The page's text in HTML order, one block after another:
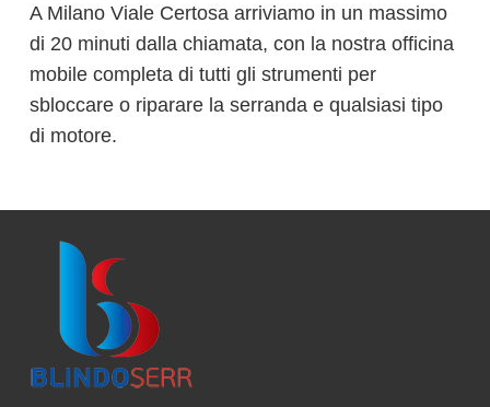
A Milano Viale Certosa arriviamo in un massimo
di 20 minuti dalla chiamata, con la nostra officina
mobile completa di tutti gli strumenti per
sbloccare o riparare la serranda e qualsiasi tipo
di motore.